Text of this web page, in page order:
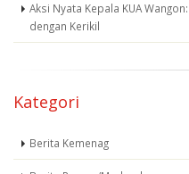
Aksi Nyata Kepala KUA
dengan Kerikil
Kategori
Berita Kemenag